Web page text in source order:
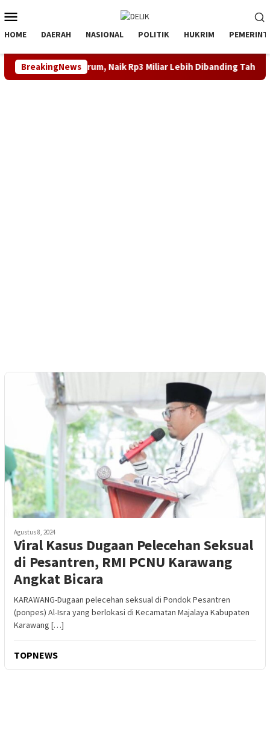
ke
kontenMobile
HOME DAERAH NASIONAL POLITIK HUKRIM
BreakingNews
Tarum, Naik Rp3 Miliar Lebih Dibanding Tahun 2024
Agustus 8, 2024
Viral Kasus Dugaan Pelecehan Seksual
di Pesantren, RMI PCNU Karawang
Angkat Bicara
KARAWANG-Dugaan pelecehan seksual di Pondok Pesantren
(ponpes) Al-Isra yang berlokasi di Kecamatan Majalaya Kabupaten
Karawang […]
TOPNEWS